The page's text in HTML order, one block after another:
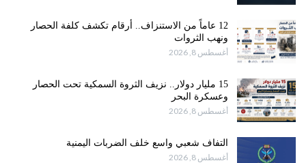
12 عاماً من الاستنزاف.. أرقام تكشف كلفة الحصار
ونهب الثروات
أغسطس 8, 2026
15 مليار دولار.. نزيف الثروة السمكية تحت الحصار
وعسكرة البحر
أغسطس 8, 2026
التفاف شعبي واسع خلف الضربات اليمنية
أغسطس 8, 2026